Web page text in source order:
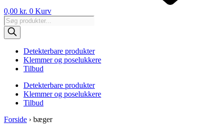
0,00 kr. 0 Kurv
Products
search
Detekterbare produkter
Klemmer og poselukkere
Tilbud
Detekterbare produkter
Klemmer og poselukkere
Tilbud
Forside › bæger